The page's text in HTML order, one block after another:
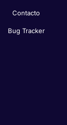
Contacto
Bug Tracker